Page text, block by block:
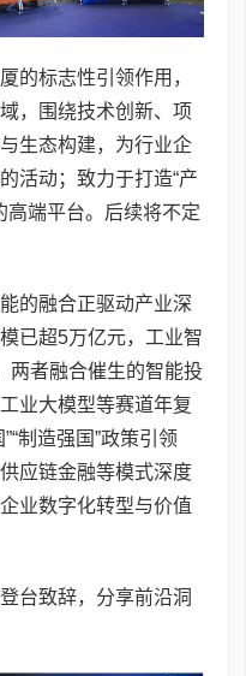
的标志性引领作用，
，围绕技术创新、项
生态构建，为行业企
活动；致力于打造“产
高端平台。后续将不定
的融合正驱动产业深
已超5万亿元，工业智
两者融合催生的智能投
业大模型等赛道年复
制造强国”政策引领
应链金融等模式深度
业数字化转型与价值
台致辞，分享前沿洞